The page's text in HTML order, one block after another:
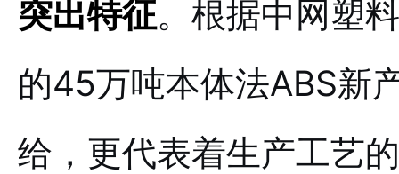
突出特征。 根据中网塑料
的45万吨本体法ABS新
给，更代表着生产工艺